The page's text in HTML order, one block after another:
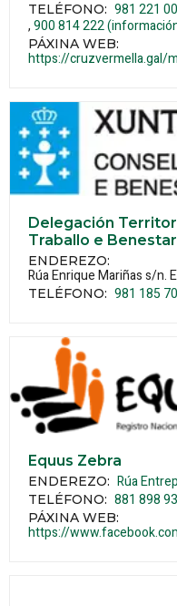
TELÉFONO: 981 221
900 814 222
PÁXINA WEB:
https://cruzvermella.gal/
Delegación
Traballo e
ENDEREZO:
Rúa Enrique Mariñas s/n.
TELÉFONO: 981 185
Equus Zebra
ENDEREZO: Rúa
TELÉFONO: 881 898
PÁXINA WEB:
https://